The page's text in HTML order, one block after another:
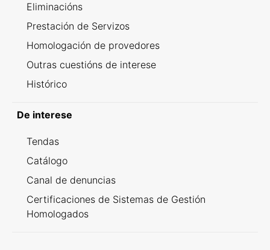
Eliminacións
Prestación de Servizos
Homologación de provedores
Outras cuestións de interese
Histórico
De interese
Tendas
Catálogo
Canal de denuncias
Certificaciones de Sistemas de Gestión
Homologados